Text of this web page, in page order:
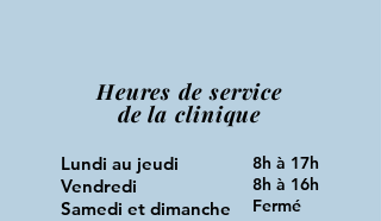
Heures de service
de la clinique
Lundi au jeudi
Vendredi
Samedi et dimanche
8h à 17h
8h à 16h
Fermé